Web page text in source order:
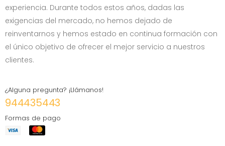
experiencia. Durante todos estos años, dadas las
exigencias del mercado, no hemos dejado de
reinventarnos y hemos estado en continua formación con
el único objetivo de ofrecer el mejor servicio a nuestros
clientes.
¿Alguna pregunta? ¡Llámanos!
944435443
Formas de pago